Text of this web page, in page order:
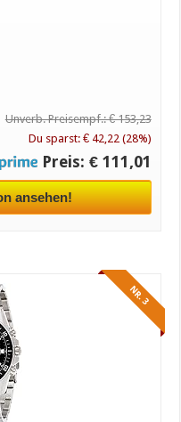
Unverb. Preisempf.: € 153,23
Du sparst: € 42,22 (28%)
Preis: € 111,01
ansehen!
NR. 3